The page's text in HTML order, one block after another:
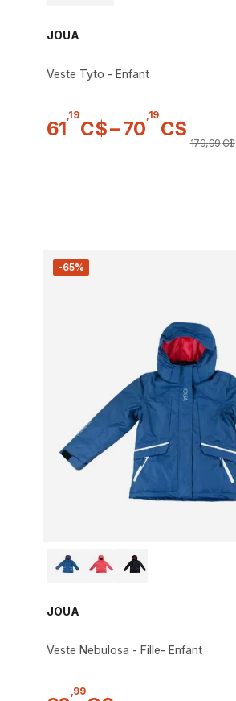
JOUA
Veste Tyto - Enfant
61
19
C$–70
19
C$
179,99C$
-65%
JOUA
Veste Nebulosa - Fille- Enfant
,99